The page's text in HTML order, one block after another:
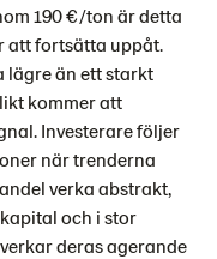
190 €/ton är detta
att fortsätta uppåt.
lägre än ett starkt
kommer att
Investerare följer
när trenderna
verka abstrakt,
och i stor
deras agerande